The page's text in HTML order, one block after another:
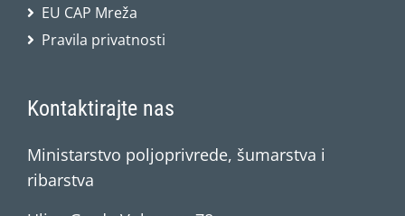
EU CAP Mreža
Pravila privatnosti
Kontaktirajte nas
Ministarstvo poljoprivrede, šumarstva i
ribarstva